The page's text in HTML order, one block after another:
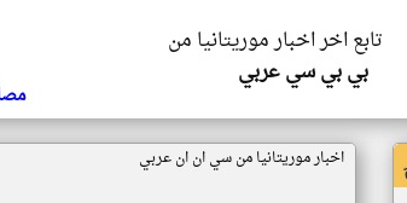
تابع اخر اخبار موريتانيا من
بي بي سي عربي
اخبار موريتانيا من سي ان ان عربي